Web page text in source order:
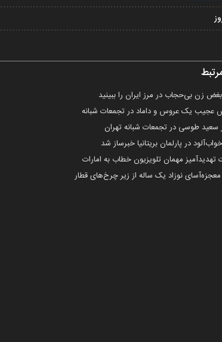
زن بی‌حجاب در مرز ایران را ببینید
عجیب یک عروس و داماد در تجمعات شبانه
طوسی در تجمعات شبانه تهران
در پارلمان بریتانیا خبرساز شد
تهدیدآمیز مهمان تلویزیون خطاب به امارات
نوزاد یک ساله از زیر چرخ‌های قطار